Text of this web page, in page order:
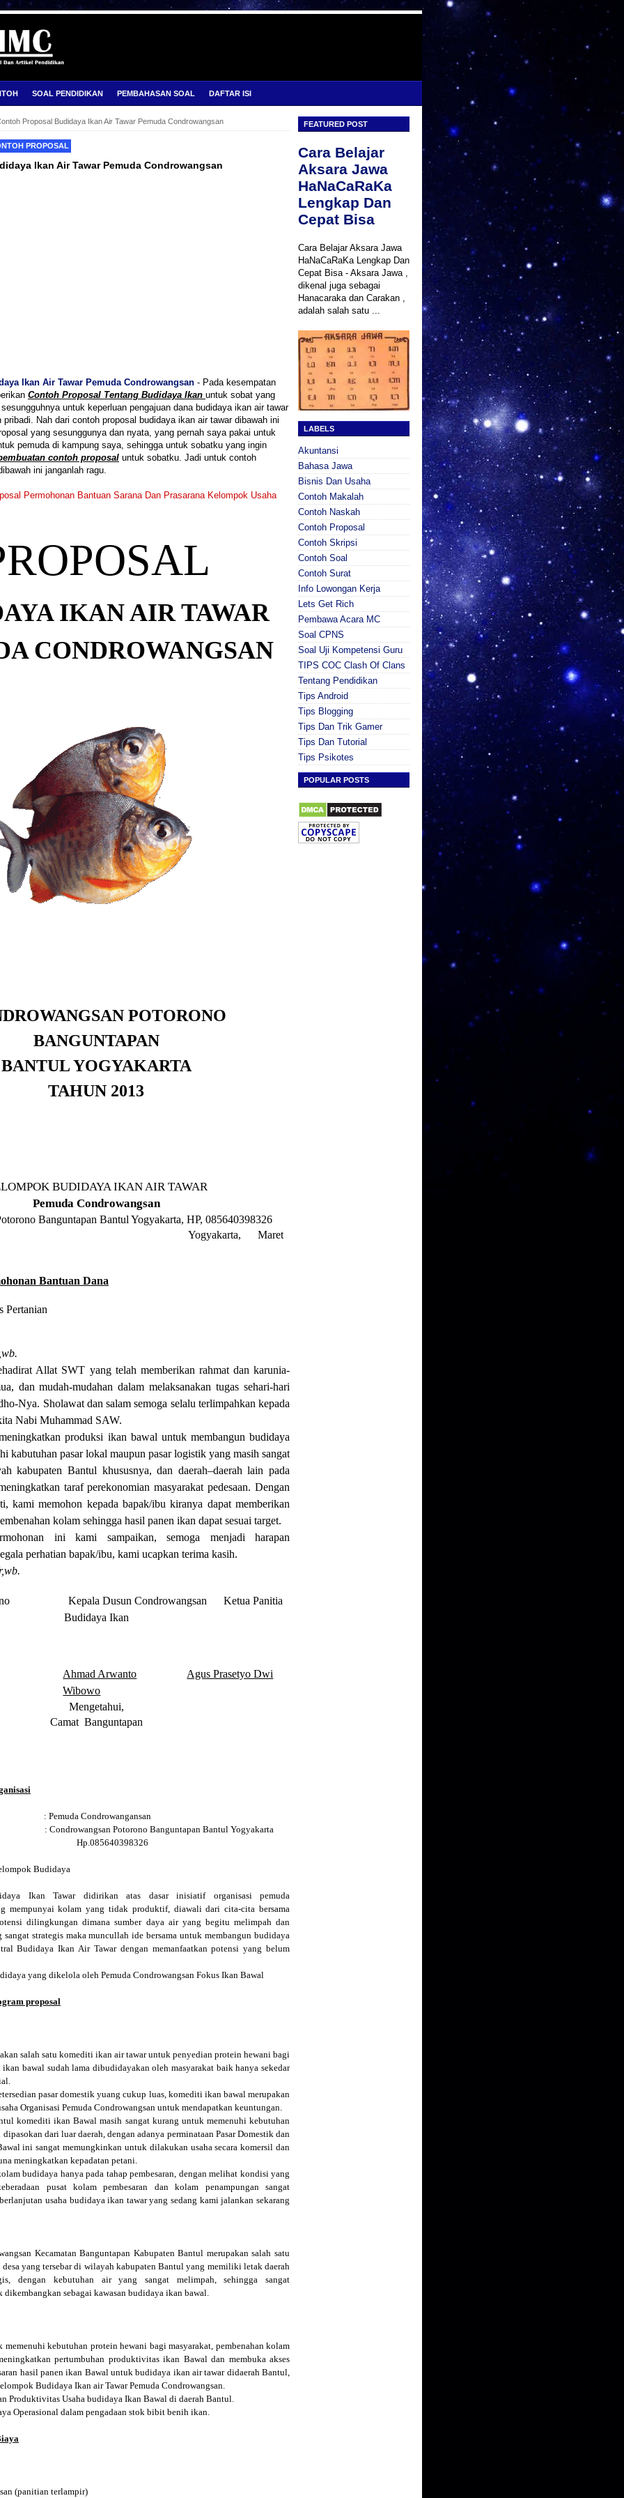
SOAL PENDIDIKAN PEMBAHASAN SOAL DAFTAR ISI
Proposal Budidaya Ikan Air Tawar Pemuda Condrowangsan
PROPOSAL
Ikan Air Tawar Pemuda Condrowangsan
Ikan Air Tawar Pemuda Condrowangsan - Pada kesempatan
Contoh Proposal Tentang Budidaya Ikan untuk sobat yang
untuk keperluan pengajuan dana budidaya ikan air tawar
Nah dari contoh proposal budidaya ikan air tawar dibawah ini
yang sesunggunya dan nyata, yang pernah saya pakai untuk
pemuda di kampung saya, sehingga untuk sobatku yang ingin
contoh proposal untuk sobatku. Jadi untuk contoh
ini janganlah ragu.
Permohonan Bantuan Sarana Dan Prasarana Kelompok Usaha
IKAN AIR TAWAR
CONDROWANGSAN
POTORONO
BANGUNTAPAN
BANTUL YOGYAKARTA
TAHUN 2013
BUDIDAYA IKAN AIR TAWAR
Pemuda Condrowangsan
Banguntapan Bantul Yogyakarta, HP, 085640398326
Yogyakarta, Maret
Bantuan Dana
Pertanian
Allat SWT yang telah memberikan rahmat dan karunia-
dan mudah-mudahan dalam melaksanakan tugas sehari-hari
Nya. Sholawat dan salam semoga selalu terlimpahkan kepada
Nabi Muhammad SAW.
produksi ikan bawal untuk membangun budidaya
kabutuhan pasar lokal maupun pasar logistik yang masih sangat
kabupaten Bantul khususnya, dan daerah–daerah lain pada
taraf perekonomian masyarakat pedesaan. Dengan
kami memohon kepada bapak/ibu kiranya dapat memberikan
kolam sehingga hasil panen ikan dapat sesuai target.
ini kami sampaikan, semoga menjadi harapan
perhatian bapak/ibu, kami ucapkan terima kasih.
Kepala Dusun Condrowangsan Ketua Panitia
Budidaya Ikan
Ahmad Arwanto
Agus Prasetyo Dwi
Wibowo
Mengetahui,
Camat Banguntapan
: Pemuda Condrowangansan
: Condrowangsan Potorono Banguntapan Bantul Yogyakarta
Hp.085640398326
Budidaya
Ikan Tawar didirikan atas dasar inisiatif organisasi pemuda
mempunyai kolam yang tidak produktif, diawali dari cita-cita bersama
dilingkungan dimana sumber daya air yang begitu melimpah dan
strategis maka muncullah ide bersama untuk membangun budidaya
Budidaya Ikan Air Tawar dengan memanfaatkan potensi yang belum
yang dikelola oleh Pemuda Condrowangsan Fokus Ikan Bawal
proposal
salah satu komediti ikan air tawar untuk penyedian protein hewani bagi
bawal sudah lama dibudidayakan oleh masyarakat baik hanya sekedar
pasar domestik yuang cukup luas, komediti ikan bawal merupakan
Organisasi Pemuda Condrowangsan untuk mendapatkan keuntungan.
ikan Bawal masih sangat kurang untuk memenuhi kebutuhan
dipasokan dari luar daerah, dengan adanya perminataan Pasar Domestik dan
ini sangat memungkinkan untuk dilakukan usaha secara komersil dan
meningkatkan kepadatan petani.
budidaya hanya pada tahap pembesaran, dengan melihat kondisi yang
pusat kolam pembesaran dan kolam penampungan sangat
usaha budidaya ikan tawar yang sedang kami jalankan sekarang
Kecamatan Banguntapan Kabupaten Bantul merupakan salah satu
desa yang tersebar di wilayah kabupaten Bantul yang memiliki letak daerah
dengan kebutuhan air yang sangat melimpah, sehingga sangat
sebagai kawasan budidaya ikan bawal.
memenuhi kebutuhan protein hewani bagi masyarakat, pembenahan kolam
pertumbuhan produktivitas ikan Bawal dan membuka akses
hasil panen ikan Bawal untuk budidaya ikan air tawar didaerah Bantul,
Budidaya Ikan air Tawar Pemuda Condrowangsan.
Produktivitas Usaha budidaya Ikan Bawal di daerah Bantul.
Operasional dalam pengadaan stok bibit benih ikan.
(panitian terlampir)
FEATURED POST
Cara Belajar
Aksara Jawa
HaNaCaRaKa
Lengkap Dan
Cepat Bisa
Cara Belajar Aksara Jawa
HaNaCaRaKa Lengkap Dan
Cepat Bisa - Aksara Jawa ,
dikenal juga sebagai
Hanacaraka dan Carakan ,
adalah salah satu ...
LABELS
Akuntansi
Bahasa Jawa
Bisnis Dan Usaha
Contoh Makalah
Contoh Naskah
Contoh Proposal
Contoh Skripsi
Contoh Soal
Contoh Surat
Info Lowongan Kerja
Lets Get Rich
Pembawa Acara MC
Soal CPNS
Soal Uji Kompetensi Guru
TIPS COC Clash Of Clans
Tentang Pendidikan
Tips Android
Tips Blogging
Tips Dan Trik Gamer
Tips Dan Tutorial
Tips Psikotes
POPULAR POSTS